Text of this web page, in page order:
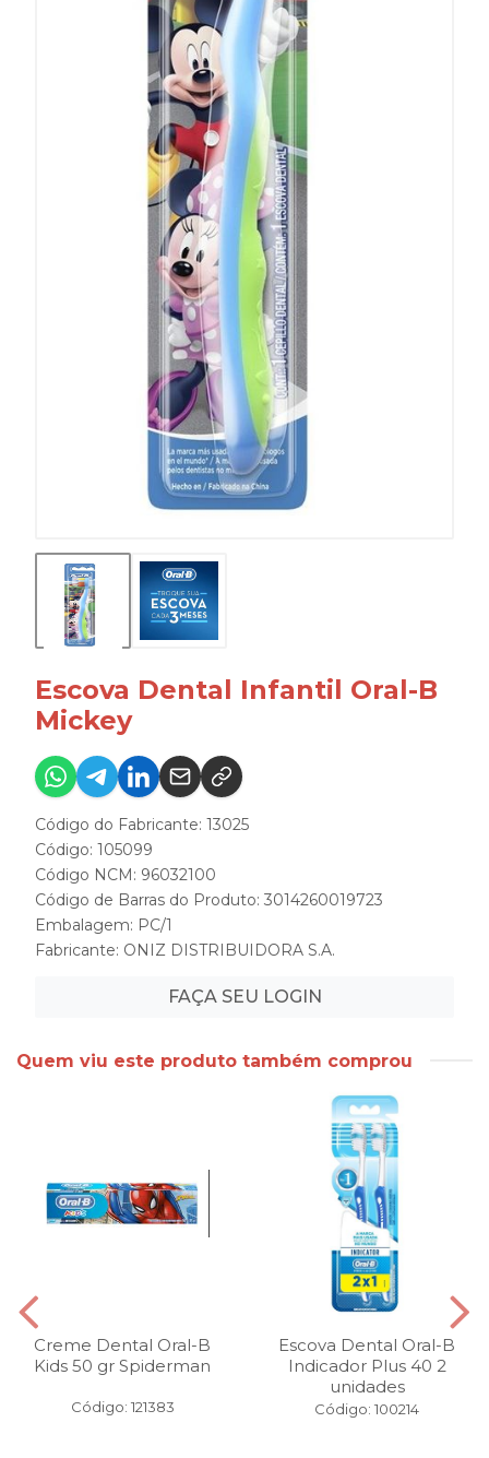
Escova Dental Infantil Oral-B
Mickey
Código do Fabricante: 13025
Código: 105099
Código NCM: 96032100
Código de Barras do Produto: 3014260019723
Embalagem: PC/1
Fabricante: ONIZ DISTRIBUIDORA S.A.
FAÇA SEU LOGIN
Quem viu este produto também comprou
Creme Dental Oral-B
Kids 50 gr Spiderman
Código: 121383
Escova Dental Oral-B
Indicador Plus 40 2
unidades
Código: 100214